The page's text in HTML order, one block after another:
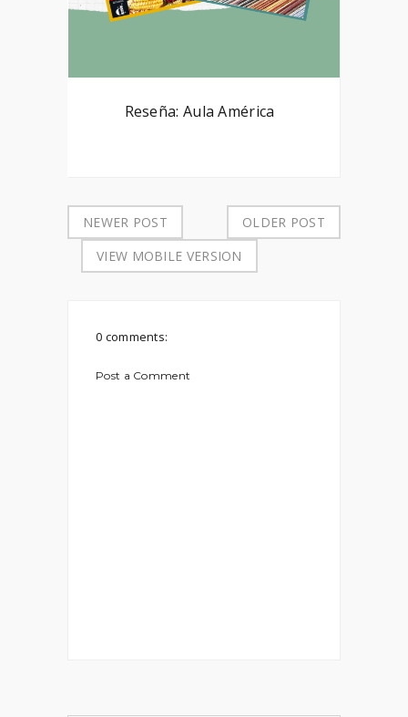
Reseña: Aula América
NEWER POST
OLDER POST
VIEW MOBILE VERSION
0 comments:
Post a Comment